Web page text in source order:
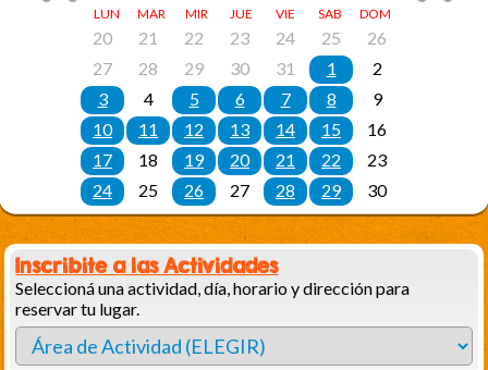
Inscribite a las Actividades
Seleccioná una actividad, día, horario y dirección para
reservar tu lugar.